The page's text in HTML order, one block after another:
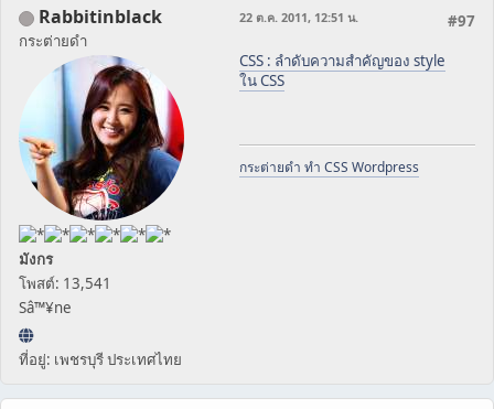
Rabbitinblack
กระต่ายดำ
มังกร
โพสต์: 13,541
Sâ™¥ne
ที่อยู่: เพชรบุรี ประเทศไทย
#97
22 ต.ค. 2011, 12:51 น.
CSS : ลำดับความสำคัญของ style
ใน CSS
กระต่ายดำ ทำ CSS Wordpress